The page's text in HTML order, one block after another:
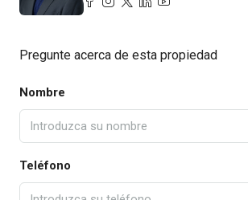
Pregunte acerca de esta propiedad
Nombre
Teléfono